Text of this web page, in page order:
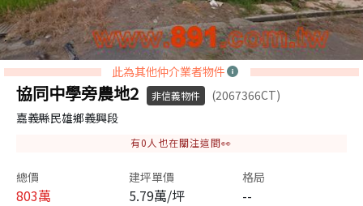
此為其他仲介業者物件
協同中學旁農地2 非信義物件
(2067366CT)
嘉義縣民雄鄉義興段
有0 人也在關注這間👀
總價
803萬
建坪單價
5.79萬/坪
格局
--